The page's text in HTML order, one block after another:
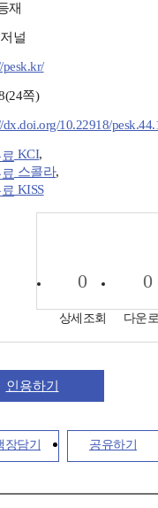
재
널
pesk.kr/
쪽)
dx.doi.org/10.22918/
KCI,
스콜라,
KISS
0
상세조회
0
다운
인용하기
장담기 공유하기